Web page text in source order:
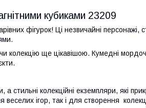
кубиками 23209
фігурок! Ці незвичайні персонажі,
колекцію ще цікавішою. Кумедні
стильні колекційні екземпляри, які
ігор, так і для створення